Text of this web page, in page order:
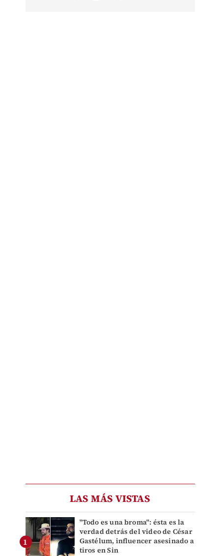
LAS MÁS VISTAS
"Todo es una broma": ésta es la
verdad detrás del video de César
Gastélum, influencer asesinado a
tiros en Sin